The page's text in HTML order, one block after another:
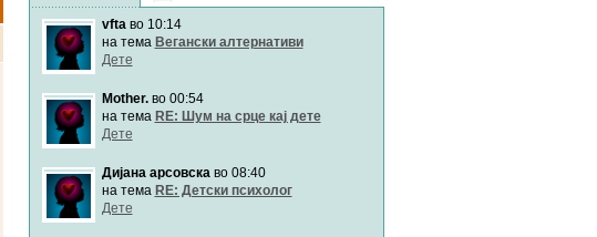
vftaво 10:14
на тема Вегански алтернативи
Дете
Mother.во 00:54
на тема RE: Шум на срце кај дете
Дете
Дијана арсовскаво 08:40
на тема RE: Детски психолог
Дете